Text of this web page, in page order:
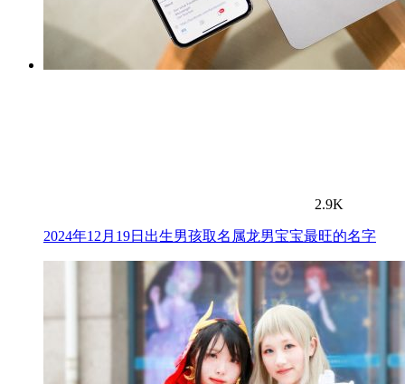
2.9K
2024年12月19日出生男孩取名属龙男宝宝最旺的名字